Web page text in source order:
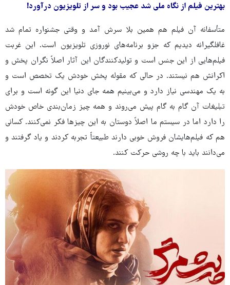
بهترین فیلم از نگاه ملی شد عجیب بود و سر از تلویزیون درآورد!
متأسفانه آن فیلم هم همین بلا سرش آمد و وقتی جشنواره تمام شد
غافلگیرانه دیدیم که جزو برنامه‌های نوروزی تلویزیون است. این غربت
فیلم‌هایی از این جنس است و تولیدکنندگان این آثار اصلاً نگران پخش و
اکرانش هم نیستند. در حالی که مقوله پخش خودش یک تخصص است و
به یک مهندسی نیاز دارد و می‌بینیم همه جای دنیا این گونه است و برای
تبلیغات آن گام به گام پیش می‌روند و همه چیز زمان‌بندی خاص خودش
را دارد اما در سیستم ما اصلاً دوستان به این چیزها فکر نمی‌کنند. کسانی
هم که فیلم‌هایشان فروش خوبی دارند طبیعتاً تجربه کردند و یاد گرفتند و
می‌دانند باید با چه روشی حرکت کنند.